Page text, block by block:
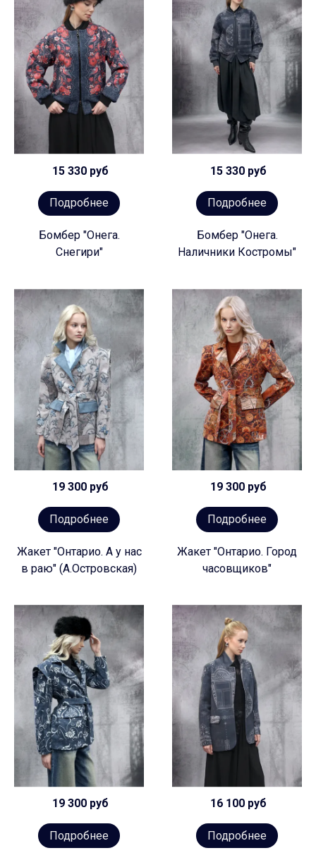
15 330 руб
Подробнее
Бомбер "Онега.
Снегири"
15 330 руб
Подробнее
Бомбер "Онега.
Наличники Костромы"
19 300 руб
Подробнее
Жакет "Онтарио. А у нас
в раю" (А.Островская)
19 300 руб
Подробнее
Жакет "Онтарио. Город
часовщиков"
19 300 руб
Подробнее
16 100 руб
Подробнее